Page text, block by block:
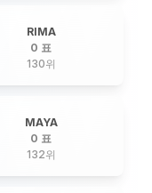
RIMA
0 표
130위
MAYA
0 표
132위